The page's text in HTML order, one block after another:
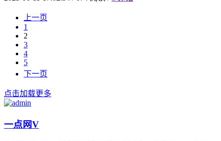
上一页
1
2
3
4
5
下一页
点击加载更多
一点网V